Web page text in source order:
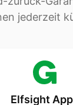
jederzeit
Elfsight